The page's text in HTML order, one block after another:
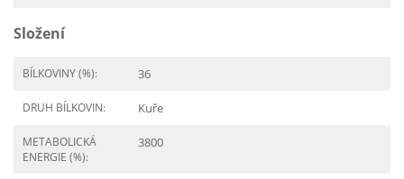
Složení
BÍLKOVINY (%): 36
DRUH BÍLKOVIN: Kuře
METABOLICKÁ
ENERGIE (%):
3800